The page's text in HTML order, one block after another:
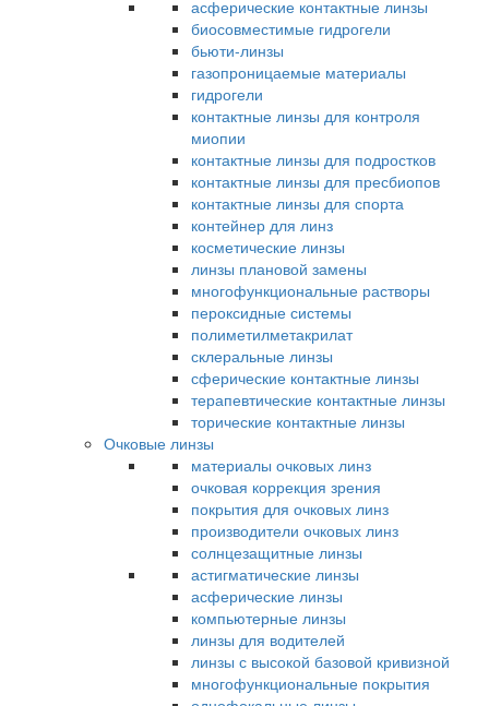
асферические контактные линзы
биосовместимые гидрогели
бьюти-линзы
газопроницаемые материалы
гидрогели
контактные линзы для контроля
миопии
контактные линзы для подростков
контактные линзы для пресбиопов
контактные линзы для спорта
контейнер для линз
косметические линзы
линзы плановой замены
многофункциональные растворы
пероксидные системы
полиметилметакрилат
склеральные линзы
сферические контактные линзы
терапевтические контактные линзы
торические контактные линзы
Очковые линзы
материалы очковых линз
очковая коррекция зрения
покрытия для очковых линз
производители очковых линз
солнцезащитные линзы
астигматические линзы
асферические линзы
компьютерные линзы
линзы для водителей
линзы с высокой базовой кривизной
многофункциональные покрытия